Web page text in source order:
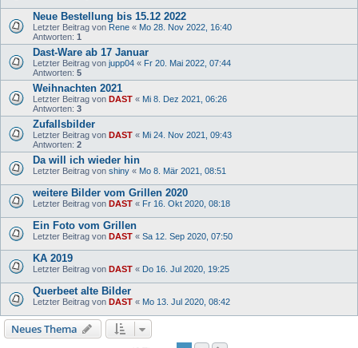
Neue Bestellung bis 15.12 2022
Letzter Beitrag von Rene « Mo 28. Nov 2022, 16:40
Antworten: 1
Dast-Ware ab 17 Januar
Letzter Beitrag von jupp04 « Fr 20. Mai 2022, 07:44
Antworten: 5
Weihnachten 2021
Letzter Beitrag von DAST « Mi 8. Dez 2021, 06:26
Antworten: 3
Zufallsbilder
Letzter Beitrag von DAST « Mi 24. Nov 2021, 09:43
Antworten: 2
Da will ich wieder hin
Letzter Beitrag von shiny « Mo 8. Mär 2021, 08:51
weitere Bilder vom Grillen 2020
Letzter Beitrag von DAST « Fr 16. Okt 2020, 08:18
Ein Foto vom Grillen
Letzter Beitrag von DAST « Sa 12. Sep 2020, 07:50
KA 2019
Letzter Beitrag von DAST « Do 16. Jul 2020, 19:25
Querbeet alte Bilder
Letzter Beitrag von DAST « Mo 13. Jul 2020, 08:42
Neues Thema